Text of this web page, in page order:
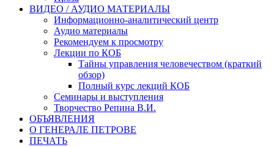
ВИДЕО / АУДИО МАТЕРИАЛЫ
Информационно-аналитический центр
Аудио материалы
Рекомендуем к просмотру
Лекции по КОБ
Тайны управления человечеством (краткий
обзор)
Полный курс лекций КОБ
Семинары и выступления
Творчество Репина В.И.
ОБЪЯВЛЕНИЯ
О ГЕНЕРАЛЕ ПЕТРОВЕ
ПЕЧАТЬ